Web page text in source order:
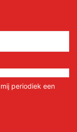
periodiek een